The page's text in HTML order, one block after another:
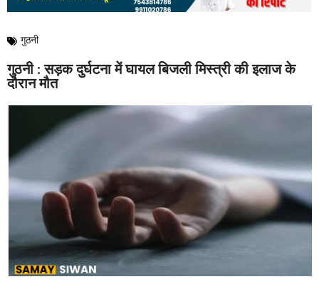
गुठनी
गुठनी : सड़क दुर्घटना में घायल बिजली मिस्त्री की इलाज के
दौरान मौत